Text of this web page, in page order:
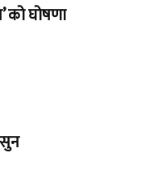
को घोषणा